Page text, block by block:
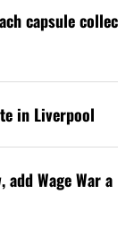
capsule collec
in Liverpool
add Wage War a